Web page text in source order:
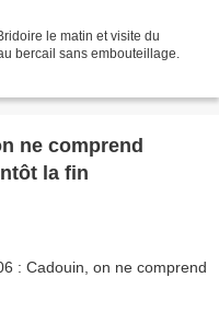
le matin et visite du
bercail sans embouteillage.
ne comprend
la fin